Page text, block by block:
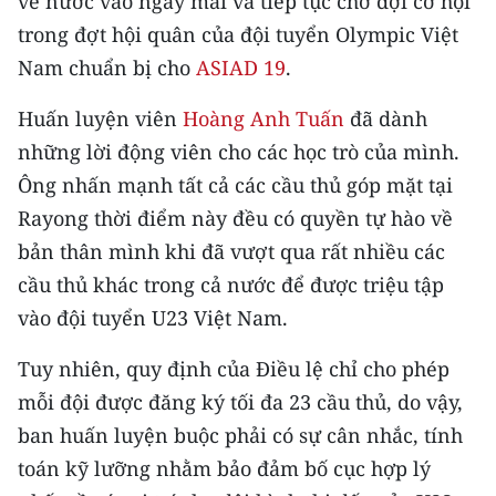
CHƯƠNG TRÌNH OCOP - MỖI XÃ
MỘT SẢN PHẨM
RADIO
MEDIA CENTER
E-Magazine
Video
Media Chính trị
Media Kinh tế
Media Văn hóa
Media Xã hội
trong đợt hội quân của đội tuyển Olympic Việt
Nam chuẩn bị cho ASIAD 19.
Huấn luyện viên Hoàng Anh Tuấn đã dành
những lời động viên cho các học trò của mình.
Ông nhấn mạnh tất cả các cầu thủ góp mặt tại
Rayong thời điểm này đều có quyền tự hào về
bản thân mình khi đã vượt qua rất nhiều các
cầu thủ khác trong cả nước để được triệu tập
vào đội tuyển U23 Việt Nam.
Tuy nhiên, quy định của Điều lệ chỉ cho phép
mỗi đội được đăng ký tối đa 23 cầu thủ, do vậy,
ban huấn luyện buộc phải có sự cân nhắc, tính
toán kỹ lưỡng nhằm bảo đảm bố cục hợp lý